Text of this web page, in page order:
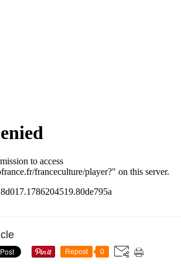
Repost 0